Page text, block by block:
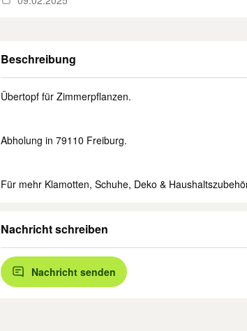
Beschreibung
Übertopf für Zimmerpflanzen.
Abholung in 79110 Freiburg.
Für mehr Klamotten, Schuhe, Deko &
Nachricht schreiben
Nachricht senden